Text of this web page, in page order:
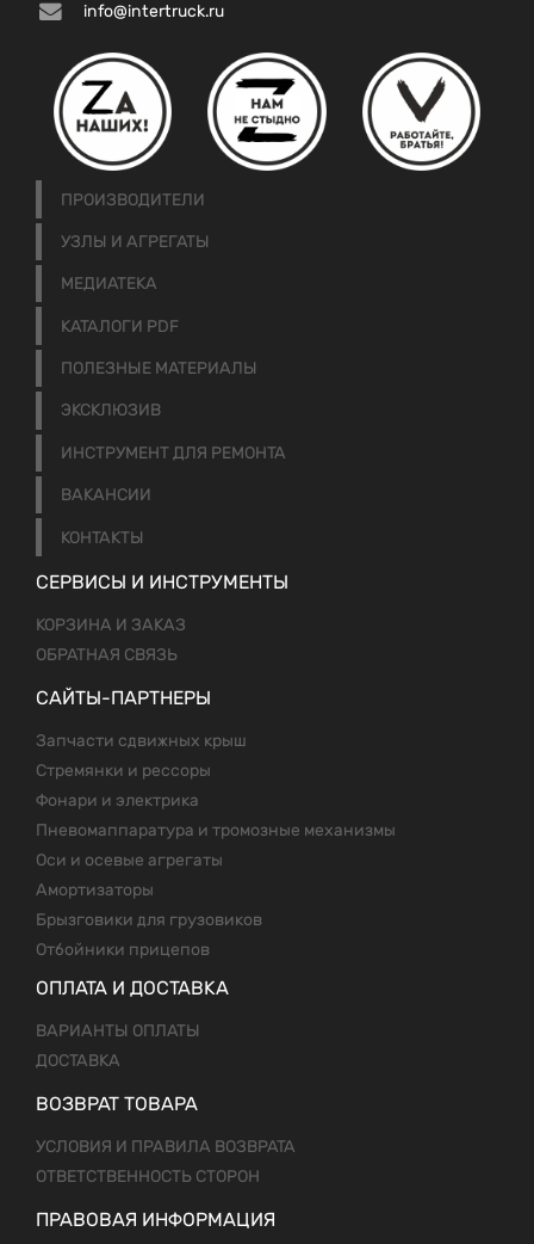
info@intertruck.ru
ПРОИЗВОДИТЕЛИ
УЗЛЫ И АГРЕГАТЫ
МЕДИАТЕКА
КАТАЛОГИ PDF
ПОЛЕЗНЫЕ МАТЕРИАЛЫ
ЭКСКЛЮЗИВ
ИНСТРУМЕНТ ДЛЯ РЕМОНТА
ВАКАНСИИ
КОНТАКТЫ
СЕРВИСЫ И ИНСТРУМЕНТЫ
КОРЗИНА И ЗАКАЗ
ОБРАТНАЯ СВЯЗЬ
САЙТЫ-ПАРТНЕРЫ
Запчасти сдвижных крыш
Стремянки и рессоры
Фонари и электрика
Пневомаппаратура и тромозные механизмы
Оси и осевые агрегаты
Амортизаторы
Брызговики для грузовиков
Отбойники прицепов
ОПЛАТА И ДОСТАВКА
ВАРИАНТЫ ОПЛАТЫ
ДОСТАВКА
ВОЗВРАТ ТОВАРА
УСЛОВИЯ И ПРАВИЛА ВОЗВРАТА
ОТВЕТСТВЕННОСТЬ СТОРОН
ПРАВОВАЯ ИНФОРМАЦИЯ